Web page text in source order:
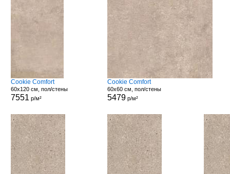
Cookie Comfort
60x120 см, пол/стены
7551 р/м²
Cookie Comfort
60x60 см, пол/стены
5479 р/м²